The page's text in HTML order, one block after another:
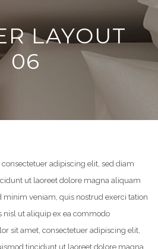
LAYOUT
06
adipiscing elit, sed diam
ut laoreet dolore magna aliquam
minim veniam, quis nostrud exerci tation
ut aliquip ex ea commodo
sit amet, consectetuer adipiscing elit,
tincidunt ut laoreet dolore magna